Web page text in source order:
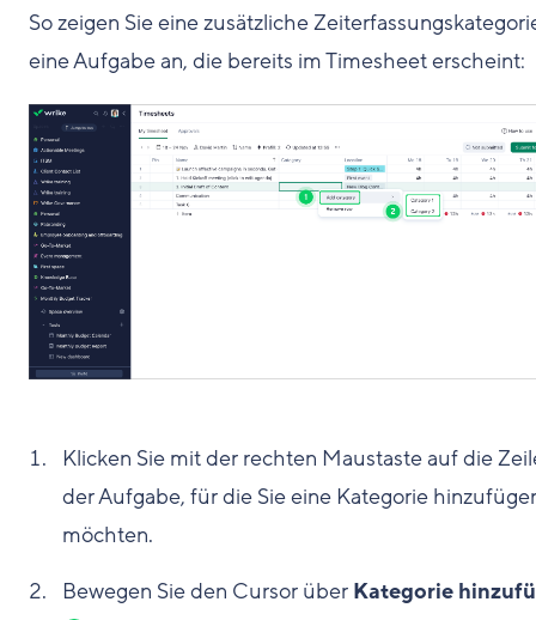
So zeigen Sie eine zusätzliche
eine Aufgabe an, die bereits im Timesheet erscheint:
Klicken Sie mit der rechten Maustaste auf die
der Aufgabe, für die Sie eine Kategorie
möchten.
Bewegen Sie den Cursor über Kategorie